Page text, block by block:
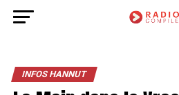
INFOS HANNUT